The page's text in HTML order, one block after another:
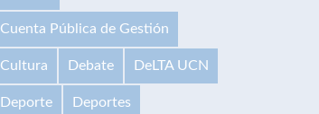
Cuenta Pública de Gestión
Cultura Debate DeLTA UCN
Deporte Deportes